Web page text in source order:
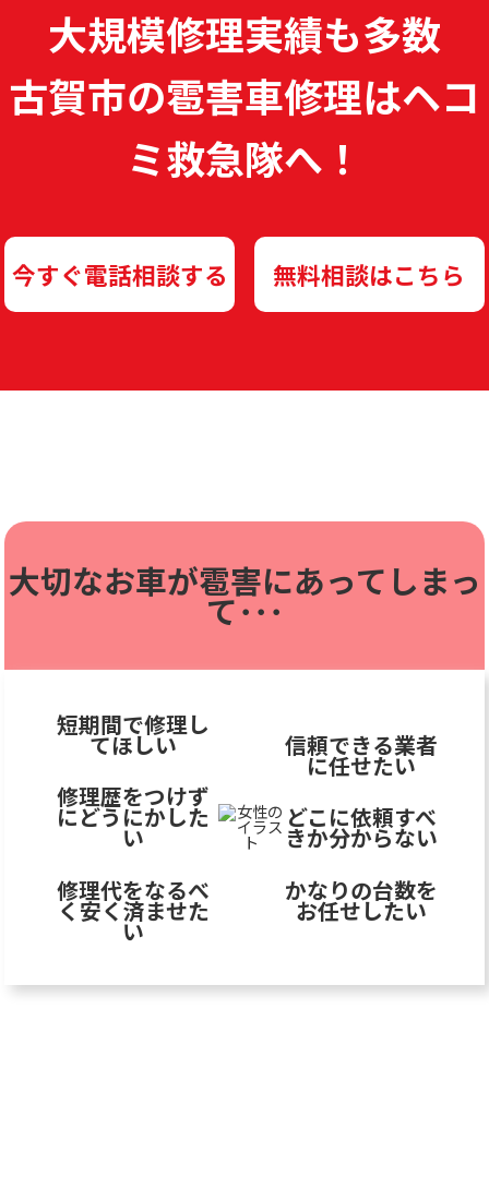
大規模修理実績も多数
古賀市の雹害車修理はヘコ
ミ救急隊へ！
今すぐ電話相談する 無料相談はこちら
大切なお車が雹害にあってしまっ
て･･･
短期間で修理し
てほしい
修理歴をつけず
にどうにかした
い
修理代をなるべ
く安く済ませた
い
信頼できる業者
に任せたい
どこに依頼すべ
きか分からない
かなりの台数を
お任せしたい